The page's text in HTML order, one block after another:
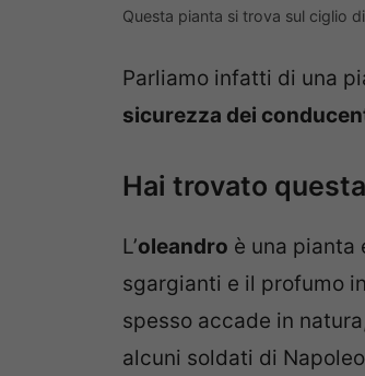
Questa pianta si trova sul ciglio
Parliamo infatti di una
sicurezza dei
Hai trovato
L’oleandro è una pianta
sgargianti e il profumo
spesso accade in
alcuni soldati di